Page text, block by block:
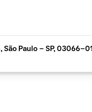
São Paulo - SP, 03066-